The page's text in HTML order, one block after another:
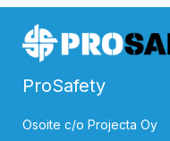
ProSafety
Osoite c/o Projecta Oy